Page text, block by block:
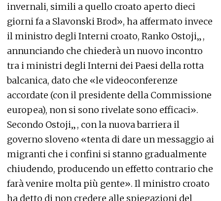
invernali, simili a quello croato aperto dieci
giorni fa a Slavonski Brod», ha affermato invece
il ministro degli Interni croato, Ranko Ostoji„,
annunciando che chiederà un nuovo incontro
tra i ministri degli Interni dei Paesi della rotta
balcanica, dato che «le videoconferenze
accordate (con il presidente della Commissione
europea), non si sono rivelate sono efficaci».
Secondo Ostoji„, con la nuova barriera il
governo sloveno «tenta di dare un messaggio ai
migranti che i confini si stanno gradualmente
chiudendo, producendo un effetto contrario che
farà venire molta più gente». Il ministro croato
ha detto di non credere alle spiegazioni del